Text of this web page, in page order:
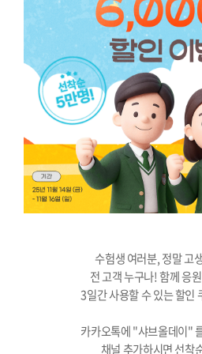
수험생 여러분, 정말 고
전 고객 누구나! 함께 응
3일간 사용할 수 있는 할인
카카오톡에 "샤브올데이"
채널 추가하시면 선착